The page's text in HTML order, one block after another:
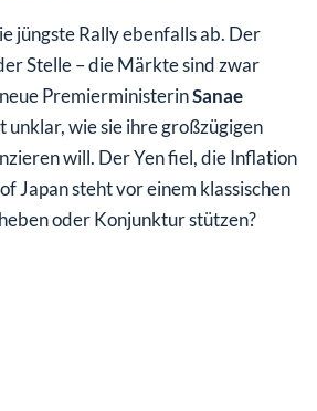
jüngste Rally ebenfalls ab. Der
Stelle – die Märkte sind zwar
PremierministerinSanae
unklar, wie sie ihre großzügigen
will. Der Yen fiel, die Inflation
Japan steht vor einem klassischen
oder Konjunktur stützen?